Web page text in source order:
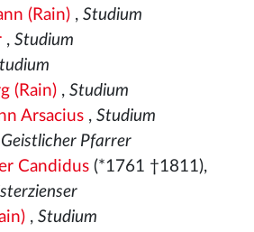
(Rain), Studium
, Studium
(Rain), Studium
Arsacius, Studium
Geistlicher Pfarrer
Candidus(*1761 †1811),
, Studium